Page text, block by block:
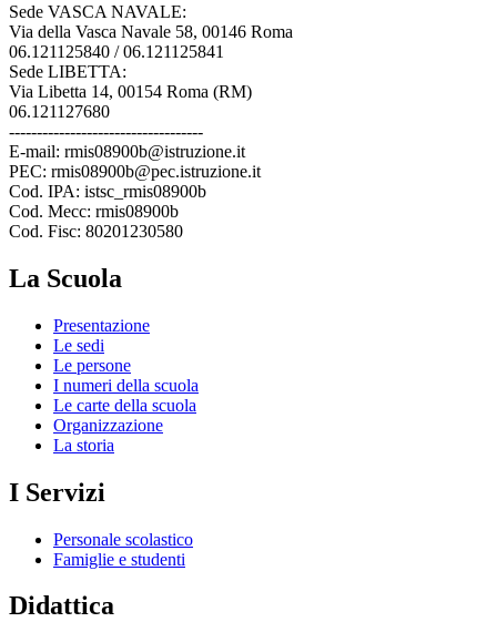
Sede VASCA NAVALE:
Via della Vasca Navale 58, 00146 Roma
06.121125840 / 06.121125841
Sede LIBETTA:
Via Libetta 14, 00154 Roma (RM)
06.121127680
-----------------------------------
E-mail: rmis08900b@istruzione.it
PEC: rmis08900b@pec.istruzione.it
Cod. IPA: istsc_rmis08900b
Cod. Mecc: rmis08900b
Cod. Fisc: 80201230580
La Scuola
Presentazione
Le sedi
Le persone
I numeri della scuola
Le carte della scuola
Organizzazione
La storia
I Servizi
Personale scolastico
Famiglie e studenti
Didattica